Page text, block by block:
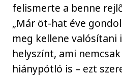
felismerte a benne
„Már öt-hat éve
meg kellene valósítani
helyszínt, ami
hiánypótló is – ezt